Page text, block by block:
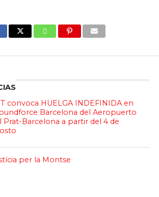
convoca HUELGA INDEFINIDA en
Barcelona del Aeropuerto
Prat-Barcelona a partir del 4 de
per la Montse